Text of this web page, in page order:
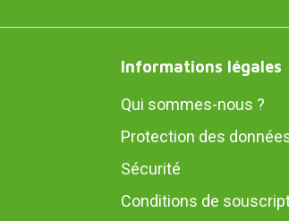
Informations légales
Qui sommes-nous ?
Protection des
Sécurité
Conditions de